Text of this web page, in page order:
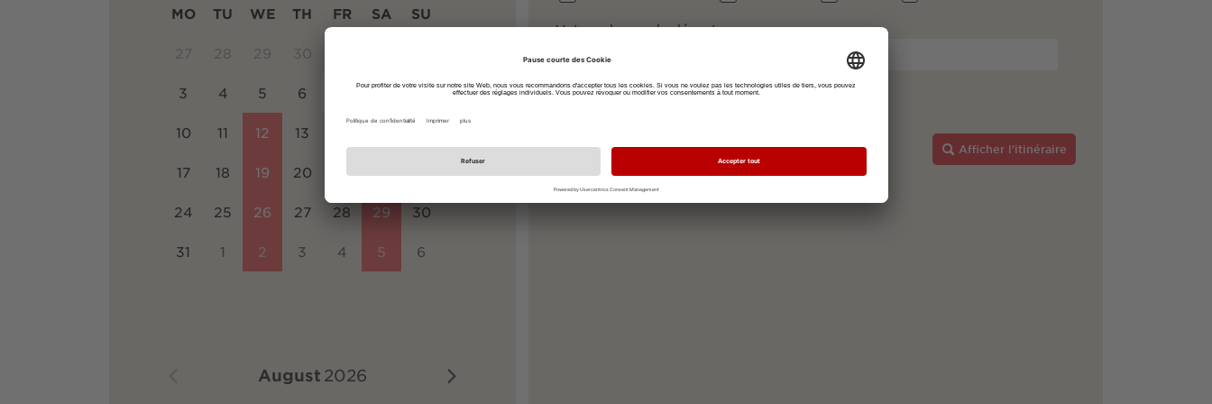
August 2026
MO TU WE TH FR SA SU
27 28 29 30
3 4 5 6 8 9
10 11 12 13
17 18 19 20 21 22 23
24 25 26 27 28 29 30
31 1 2 3 4 5 6
Votre adresse de départ
Votre adresse de destination
Afficher l'itinéraire